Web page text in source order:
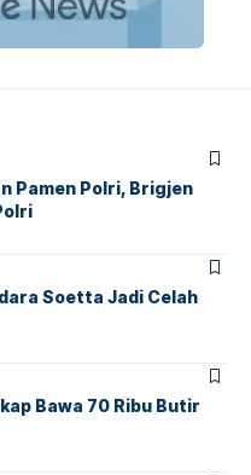
Pamen Polri, Brigjen
Soetta Jadi Celah
Bawa 70 Ribu Butir